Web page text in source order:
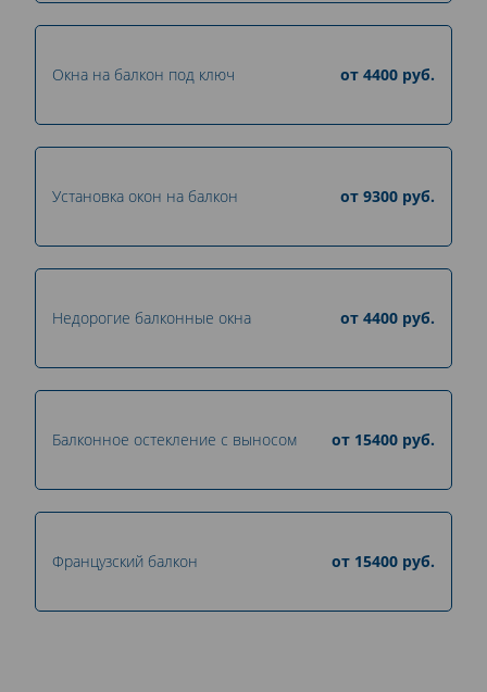
Окна на балкон под ключ от 4400 руб.
Установка окон на балкон от 9300 руб.
Недорогие балконные окна от 4400 руб.
Балконное остекление с выносом от 15400 руб.
Французский балкон от 15400 руб.